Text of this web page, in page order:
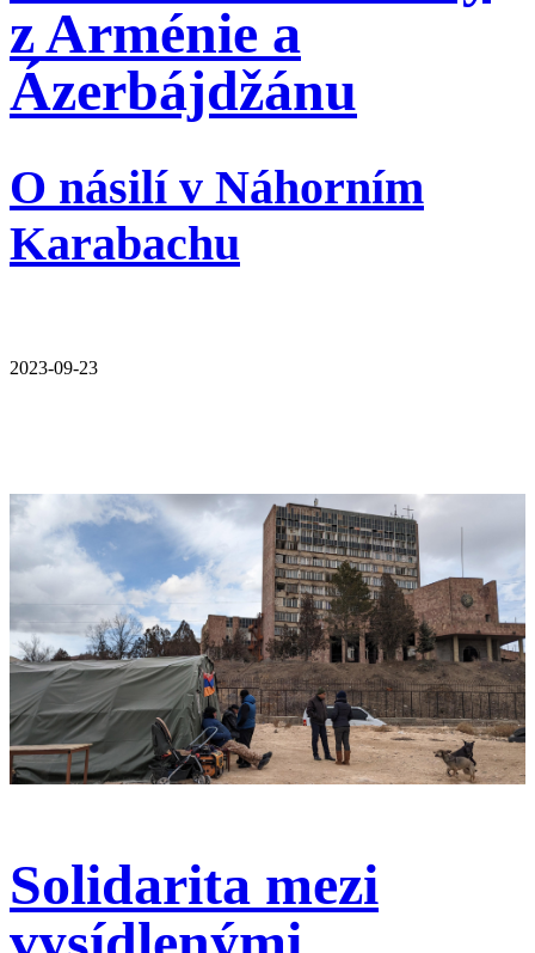
z Arménie a
Ázerbájdžánu
O násilí v Náhorním
Karabachu
2023-09-23
Solidarita mezi